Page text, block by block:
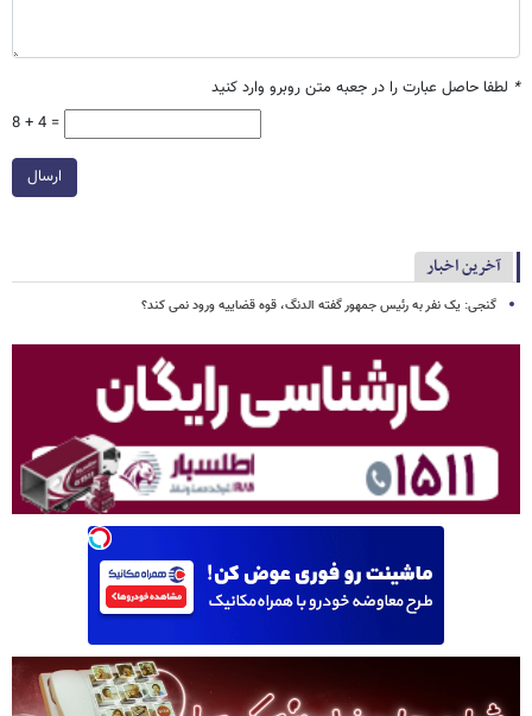
* لطفا حاصل عبارت را در جعبه متن روبرو وارد کنید
8 + 4 =
ارسال
آخرین اخبار
گنجی: یک نفر به رئیس جمهور گفته الدنگ، قوه قضاییه ورود نمی کند؟